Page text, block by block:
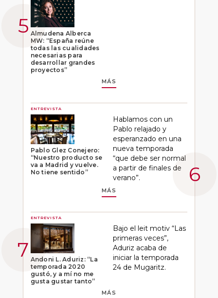
Almudena Alberca
MW: “España reúne
todas las cualidades
necesarias para
desarrollar grandes
proyectos”
MÁS
ENTREVISTA
Pablo Glez Conejero:
“Nuestro producto se
va a Madrid y vuelve.
No tiene sentido”
Hablamos con un
Pablo relajado y
esperanzado en una
nueva temporada
“que debe ser normal
a partir de finales de
verano”.
MÁS
ENTREVISTA
Andoni L. Aduriz: “La
temporada 2020
gustó, y a mí no me
gusta gustar tanto”
Bajo el leit motiv “Las
primeras veces”,
Aduriz acaba de
iniciar la temporada
24 de Mugaritz.
MÁS